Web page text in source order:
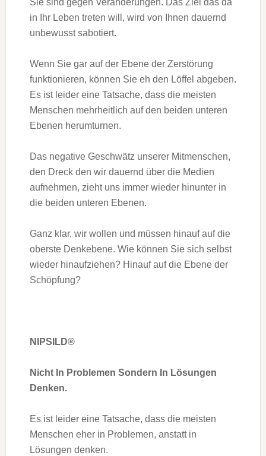
Sie sind gegen Veränderungen. Das Ziel das da
in Ihr Leben treten will, wird von Ihnen dauernd
unbewusst sabotiert.
Wenn Sie gar auf der Ebene der Zerstörung
funktionieren, können Sie eh den Löffel abgeben.
Es ist leider eine Tatsache, dass die meisten
Menschen mehrheitlich auf den beiden unteren
Ebenen herumturnen.
Das negative Geschwätz unserer Mitmenschen,
den Dreck den wir dauernd über die Medien
aufnehmen, zieht uns immer wieder hinunter in
die beiden unteren Ebenen.
Ganz klar, wir wollen und müssen hinauf auf die
oberste Denkebene. Wie können Sie sich selbst
wieder hinaufziehen? Hinauf auf die Ebene der
Schöpfung?
NIPSILD®
Nicht In Problemen Sondern In Lösungen
Denken.
Es ist leider eine Tatsache, dass die meisten
Menschen eher in Problemen, anstatt in
Lösungen denken.